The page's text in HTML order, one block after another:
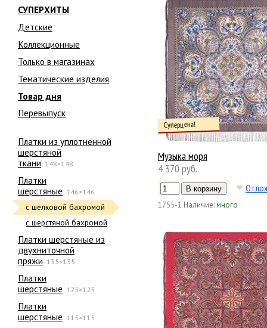
СУПЕРХИТЫ
Детские
Коллекционные
Только в магазинах
Тематические изделия
Товар дня
Перевыпуск
Платки из уплотненной
шерстяной
ткани 148×148
Платки
шерстяные 146×146
с шелковой бахромой
с шерстяной бахромой
Платки шерстяные из
двухниточной
пряжи 135×135
Платки
шерстяные 125×125
Платки
шерстяные 115×115
Музыка моря
Суперцена!
4 370 руб.
1755-1 Наличие:много